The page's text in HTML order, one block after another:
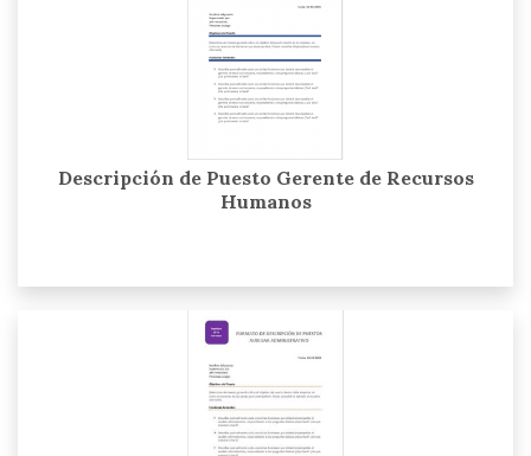
Descripción de Puesto Gerente de Recursos
Humanos